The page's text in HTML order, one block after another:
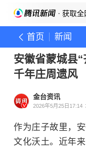
· 获取
首页 新闻
安徽省蒙城县
千年庄周遗风
金台资讯
2026年5月25日17:14
作为庄子故里，
文化沃土。近年